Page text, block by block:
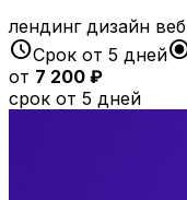
лендинг дизайн веб
scheduleСрок от 5 дней
от 7 200 ₽
срок от 5 дней